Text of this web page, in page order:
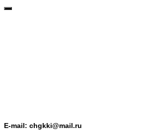
E-mail: chgkki@mail.ru